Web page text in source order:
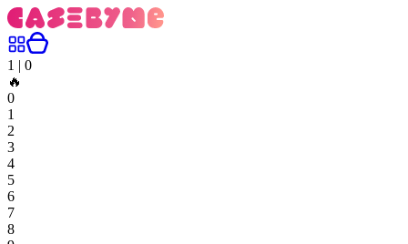
1 | 0
🔥
0
1
2
3
4
5
6
7
8